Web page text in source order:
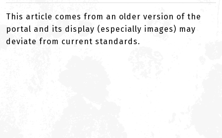
This article comes from an older version of the
portal and its display (especially images) may
deviate from current standards.